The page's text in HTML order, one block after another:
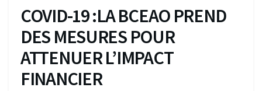
COVID-19 :LA BCEAO PREND
DES MESURES POUR
ATTENUER L’IMPACT
FINANCIER